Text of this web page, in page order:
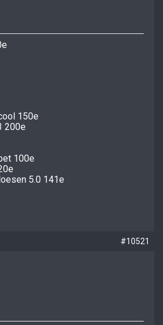
150e
200e
100e
5.0 141e
#10521